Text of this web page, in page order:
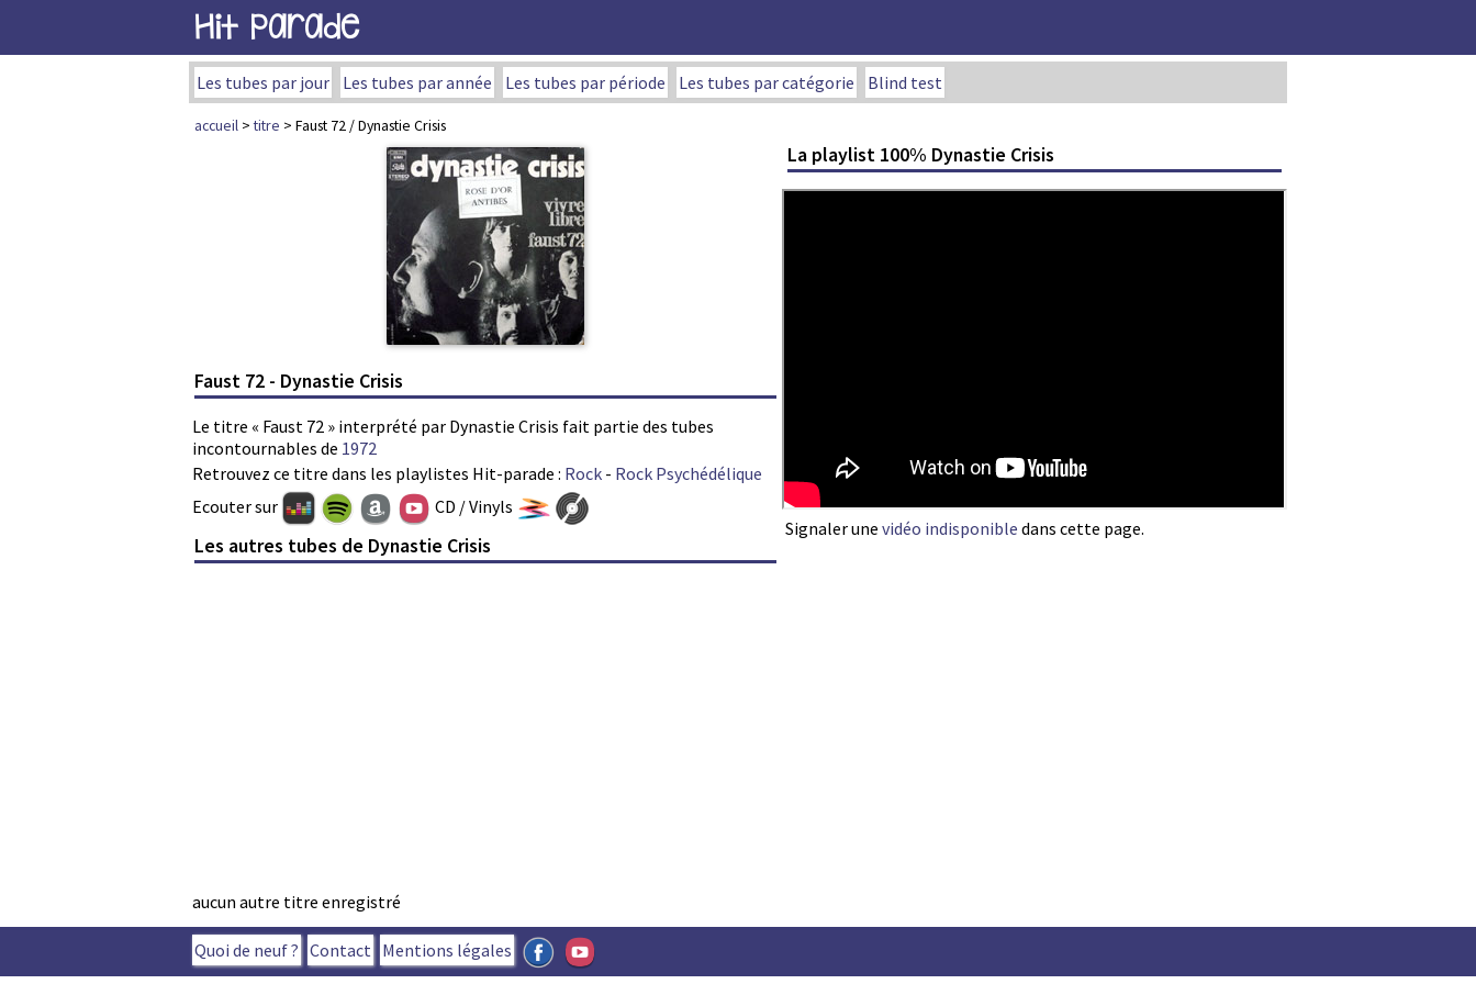
Hit Parade
Les tubes par jour Les tubes par année Les tubes par période Les tubes par catégorie Blind test
accueil >titre > Faust 72 / Dynastie Crisis
Faust 72 - Dynastie Crisis
Le titre « Faust 72 » interprété par Dynastie Crisis fait partie des tubes
incontournables de 1972
Retrouvez ce titre dans les playlistes Hit-parade : Rock - Rock Psychédélique
La playlist 100% Dynastie Crisis
Signaler une vidéo indisponible dans cette page.
Ecouter sur CD / Vinyls
Les autres tubes de Dynastie Crisis
aucun autre titre enregistré
Quoi de neuf ? Contact Mentions légales